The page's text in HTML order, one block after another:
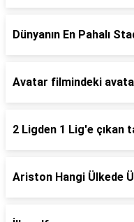
Dünyanın En Pahalı
Avatar filmindeki
2 Ligden 1 Lig'e çıkan
Ariston Hangi Ülkede